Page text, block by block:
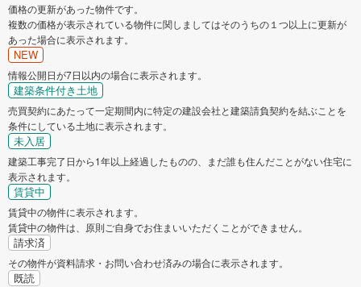
価格の更新があった物件です。
複数の価格が表示されている物件に関しましてはそのうちの１つ以上に更新が
あった場合に表示されます。
NEW
情報公開日が7日以内の場合に表示されます。
建築条件付き土地
売買契約にあたって一定期間内に特定の建設会社と建築請負契約を結ぶことを
条件にしている土地に表示されます。
未入居
建築工事完了日から1年以上経過したものの、まだ誰も住んだことがない住宅に
表示されます。
賃貸中
賃貸中の物件に表示されます。
賃貸中の物件は、原則ご自身でお住まいいただくことができません。
請求済
その物件が資料請求・お問い合わせ済みの場合に表示されます。
既読